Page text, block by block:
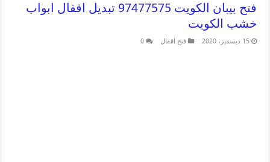
فتح بيبان الكويت 97477575 تبديل اقفال ابواب
خشب الكويت
15 ديسمبر، 2020 فتح اقفال 0